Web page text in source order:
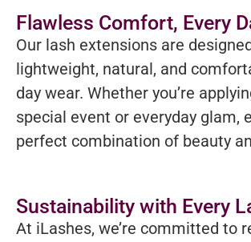
Flawless Comfort, Every
Our lash extensions are
lightweight, natural, and
day wear. Whether you’re
special event or everyday glam,
perfect combination of beauty
Sustainability with Every
At iLashes, we’re committed to